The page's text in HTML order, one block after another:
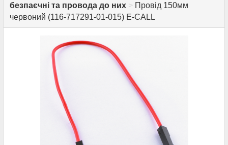
безпаєчні та провода до них > Провід 150мм
червоний (116-717291-01-015) E-CALL